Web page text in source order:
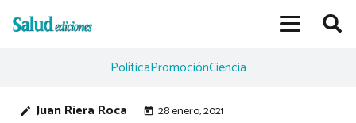
PolíticaPromociónCiencia
edit Juan Riera Roca today 28 enero, 2021